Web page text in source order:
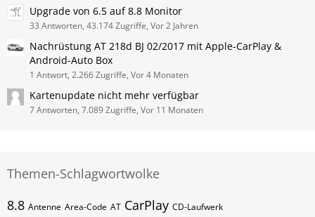
Upgrade von 6.5 auf 8.8 Monitor
33 Antworten, 43.174 Zugriffe, Vor 2 Jahren
Nachrüstung AT 218d BJ 02/2017 mit Apple-CarPlay &
Android-Auto Box
1 Antwort, 2.266 Zugriffe, Vor 4 Monaten
Kartenupdate nicht mehr verfügbar
7 Antworten, 7.089 Zugriffe, Vor 11 Monaten
Themen-Schlagwortwolke
8.8 Antenne Area-Code AT CarPlay CD-Laufwerk